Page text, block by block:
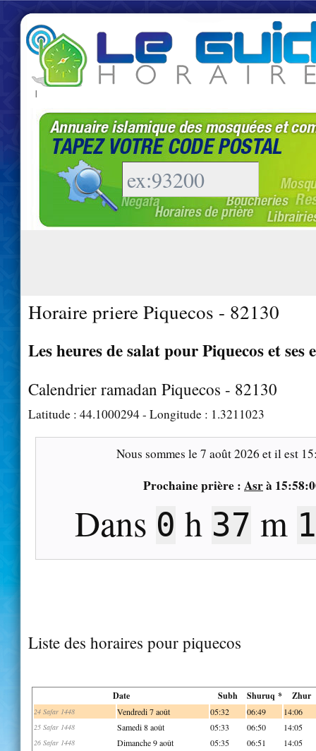
|
Horaire priere Piquecos - 82130
Les heures de salat pour Piquecos et ses
Calendrier ramadan Piquecos - 82130
Latitude : 44.1000294- Longitude : 1.3211023
Nous sommes le7 août 2026 et il est
Prochaine prière : Asrà
Dans 0 h 37 m
Liste des horaires pour piquecos
Date Subh Shuruq * Zhur
24 Safar 1448 Vendredi 7 août 05:32 06:49 14:06
25 Safar 1448 Samedi 8 août 05:33 06:50 14:05
26 Safar 1448 Dimanche 9 août 05:35 06:51 14:05